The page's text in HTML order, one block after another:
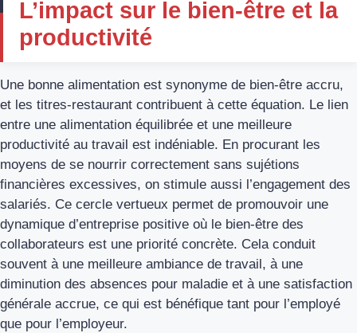
L’impact sur le bien-être et la
productivité
Une bonne alimentation est synonyme de bien-être accru,
et les titres-restaurant contribuent à cette équation. Le lien
entre une alimentation équilibrée et une meilleure
productivité au travail est indéniable. En procurant les
moyens de se nourrir correctement sans sujétions
financières excessives, on stimule aussi l’engagement des
salariés. Ce cercle vertueux permet de promouvoir une
dynamique d’entreprise positive où le bien-être des
collaborateurs est une priorité concrète. Cela conduit
souvent à une meilleure ambiance de travail, à une
diminution des absences pour maladie et à une satisfaction
générale accrue, ce qui est bénéfique tant pour l’employé
que pour l’employeur.